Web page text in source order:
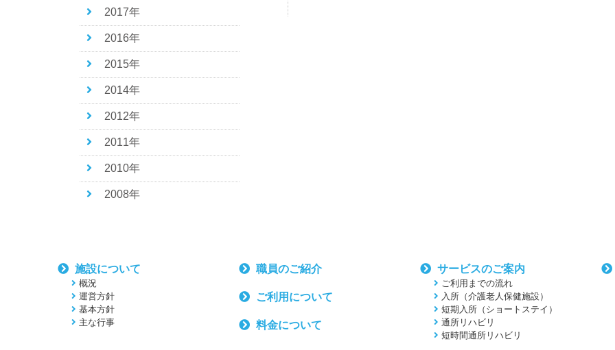
2017年
2016年
2015年
2014年
2012年
2011年
2010年
2008年
施設について
概況
運営方針
基本方針
主な行事
職員のご紹介
ご利用について
料金について
サービスのご案内
ご利用までの流れ
入所（介護老人保健施設）
短期入所（ショートステイ）
通所リハビリ
短時間通所リハビリ